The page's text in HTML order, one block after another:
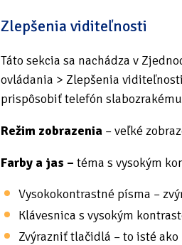
Zlepšenia viditeľnosti
Táto sekcia sa nachádza v
ovládania > Zlepšenia
prispôsobiť telefón
Režim zobrazenia – veľké
Farby a jas – téma s vysokým
Vysokokontrastné písma –
Klávesnica s vysokým
Zvýrazniť tlačidlá – to isté